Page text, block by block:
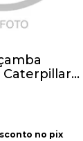
Caterpillar
no pix